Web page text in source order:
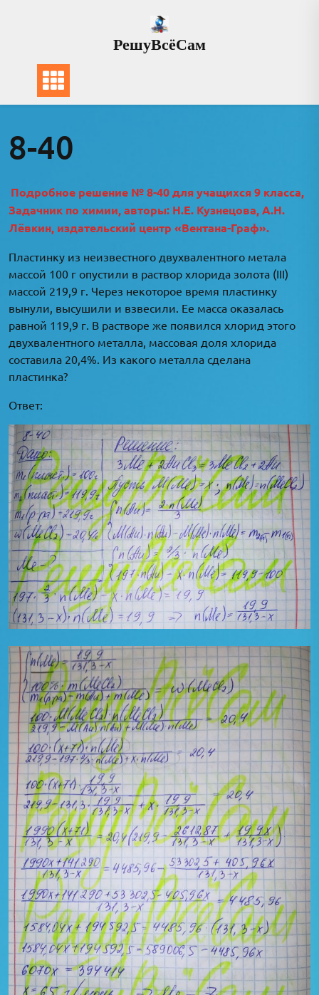
РешуВсёСам
8-40
Подробное решение № 8-40 для учащихся 9 класса,
Задачник по химии, авторы: Н.Е. Кузнецова, А.Н.
Лёвкин, издательский центр «Вентана-Граф».
Пластинку из неизвестного двухвалентного метала
массой 100 г опустили в раствор хлорида золота (III)
массой 219,9 г. Через некоторое время пластинку
вынули, высушили и взвесили. Ее масса оказалась
равной 119,9 г. В растворе же появился хлорид этого
двухвалентного металла, массовая доля хлорида
составила 20,4%. Из какого металла сделана
пластинка?
Ответ: